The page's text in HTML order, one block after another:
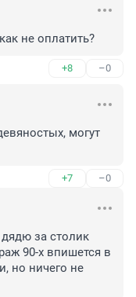
не оплатить?
+8 –0
могут
+7 –0
за столик
90-х впишется в
но ничего не